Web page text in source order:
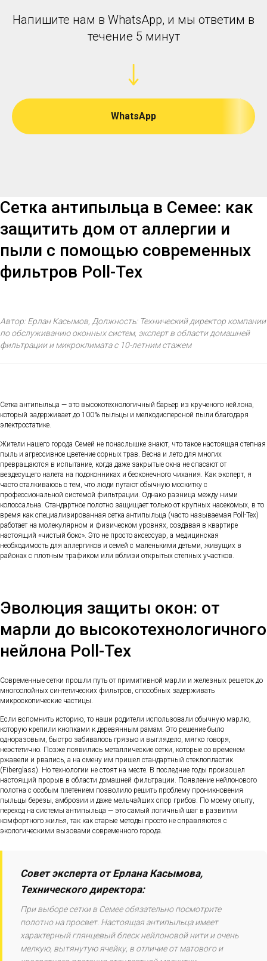
Напишите нам в WhatsApp, и мы ответим в
течение 5 минут
WhatsApp
Сетка антипыльца в Семее: как
защитить дом от аллергии и
пыли с помощью современных
фильтров Poll-Tex
Автор: Ерлан Касымов, Должность: Технический директор компании
по обслуживанию оконных систем, эксперт в области домашней
фильтрации и микроклимата с 10-летним стажем
Сетка антипыльца — это высокотехнологичный барьер из крученого нейлона,
который задерживает до 100% пыльцы и мелкодисперсной пыли благодаря
электростатике.
Жители нашего города Семей не понаслышке знают, что такое настоящая степная
пыль и агрессивное цветение сорных трав. Весна и лето для многих
превращаются в испытание, когда даже закрытые окна не спасают от
вездесущего налета на подоконниках и бесконечного чихания. Как эксперт, я
часто сталкиваюсь с тем, что люди путают обычную москитку с
профессиональной системой фильтрации. Однако разница между ними
колоссальна. Стандартное полотно защищает только от крупных насекомых, в то
время как специализированная сетка антипыльца (часто называемая Poll-Tex)
работает на молекулярном и физическом уровнях, создавая в квартире
настоящий «чистый бокс». Это не просто аксессуар, а медицинская
необходимость для аллергиков и семей с маленькими детьми, живущих в
районах с плотным трафиком или вблизи открытых степных участков.
Эволюция защиты окон: от
марли до высокотехнологичного
нейлона Poll-Tex
Современные сетки прошли путь от примитивной марли и железных решеток до
многослойных синтетических фильтров, способных задерживать
микроскопические частицы.
Если вспомнить историю, то наши родители использовали обычную марлю,
которую крепили кнопками к деревянным рамам. Это решение было
одноразовым, быстро забивалось грязью и выглядело, мягко говоря,
неэстетично. Позже появились металлические сетки, которые со временем
ржавели и рвались, а на смену им пришел стандартный стеклопластик
(Fiberglass). Но технологии не стоят на месте. В последние годы произошел
настоящий прорыв в области домашней фильтрации. Появление нейлонового
полотна с особым плетением позволило решить проблему проникновения
пыльцы березы, амброзии и даже мельчайших спор грибов. По моему опыту,
переход на системы антипыльца — это самый логичный шаг в развитии
комфортного жилья, так как старые методы просто не справляются с
экологическими вызовами современного города.
Совет эксперта от Ерлана Касымова,
Технического директора:
При выборе сетки в Семее обязательно посмотрите
полотно на просвет. Настоящая антипыльца имеет
характерный глянцевый блеск нейлоновой нити и очень
мелкую, вытянутую ячейку, в отличие от матового и